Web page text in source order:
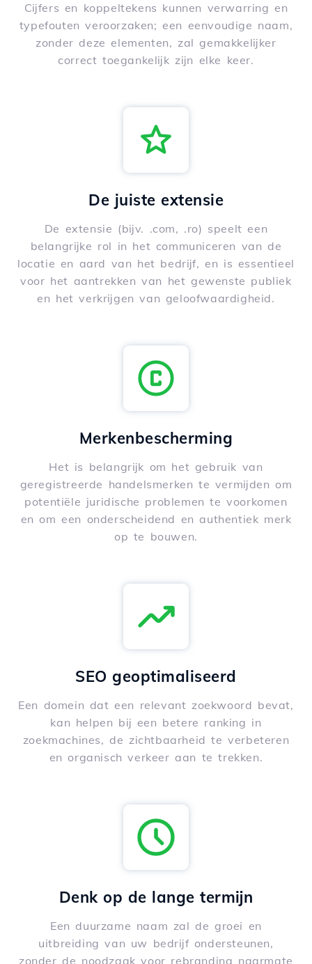
Cijfers en koppeltekens kunnen verwarring en
typefouten veroorzaken; een eenvoudige naam,
zonder deze elementen, zal gemakkelijker
correct toegankelijk zijn elke keer.
De juiste extensie
De extensie (bijv. .com, .ro) speelt een
belangrijke rol in het communiceren van de
locatie en aard van het bedrijf, en is essentieel
voor het aantrekken van het gewenste publiek
en het verkrijgen van geloofwaardigheid.
Merkenbescherming
Het is belangrijk om het gebruik van
geregistreerde handelsmerken te vermijden om
potentiële juridische problemen te voorkomen
en om een onderscheidend en authentiek merk
op te bouwen.
SEO geoptimaliseerd
Een domein dat een relevant zoekwoord bevat,
kan helpen bij een betere ranking in
zoekmachines, de zichtbaarheid te verbeteren
en organisch verkeer aan te trekken.
Denk op de lange termijn
Een duurzame naam zal de groei en
uitbreiding van uw bedrijf ondersteunen,
zonder de noodzaak voor rebranding naarmate